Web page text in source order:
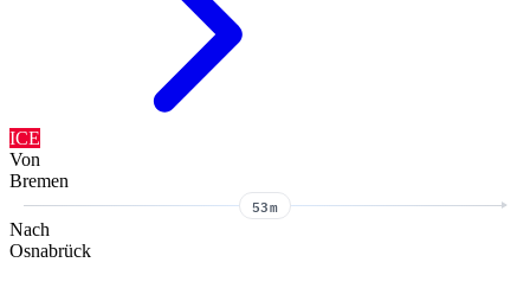
ICE
Von
Bremen
53m
Nach
Osnabrück